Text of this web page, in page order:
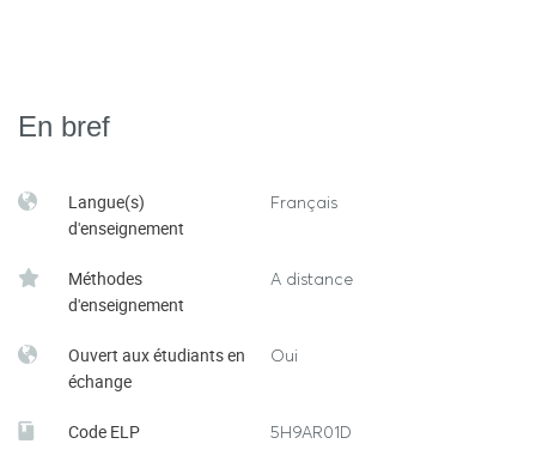
En bref
Langue(s)
d'enseignement
Français
Méthodes
d'enseignement
A distance
Ouvert aux étudiants en
échange
Oui
Code ELP 5H9AR01D